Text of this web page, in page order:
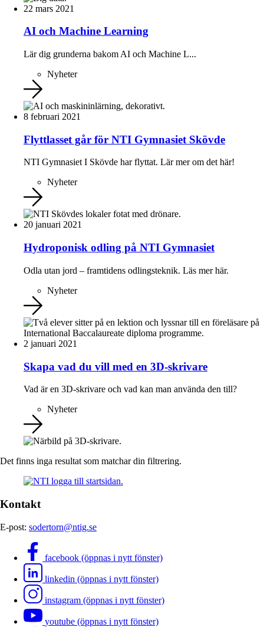
22 mars 2021
AI och Machine Learning
Lär dig grunderna bakom AI och Machine L...
Nyheter
8 februari 2021
Flyttlasset går för NTI Gymnasiet Skövde
NTI Gymnasiet I Skövde har flyttat. Lär mer om det här!
Nyheter
20 januari 2021
Hydroponisk odling på NTI Gymnasiet
Odla utan jord – framtidens odlingsteknik. Läs mer här.
Nyheter
2 januari 2021
Skapa vad du vill med en 3D-skrivare
Vad är en 3D-skrivare och vad kan man använda den till?
Nyheter
Det finns inga resultat som matchar din filtrering.
Kontakt
E-post: sodertorn@ntig.se
facebook (öppnas i nytt fönster)
linkedin (öppnas i nytt fönster)
instagram (öppnas i nytt fönster)
youtube (öppnas i nytt fönster)